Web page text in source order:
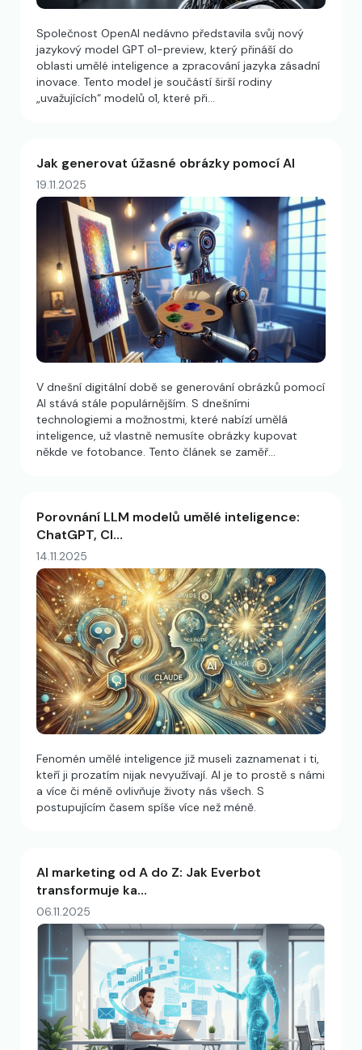
Společnost OpenAI nedávno představila svůj nový
jazykový model GPT o1-preview, který přináší do
oblasti umělé inteligence a zpracování jazyka zásadní
inovace. Tento model je součástí širší rodiny
„uvažujících“ modelů o1, které při…
Jak generovat úžasné obrázky pomocí AI
19.11.2025
V dnešní digitální době se generování obrázků pomocí
AI stává stále populárnějším. S dnešními
technologiemi a možnostmi, které nabízí umělá
inteligence, už vlastně nemusíte obrázky kupovat
někde ve fotobance. Tento článek se zaměř…
Porovnání LLM modelů umělé inteligence:
ChatGPT, Cl…
14.11.2025
Fenomén umělé inteligence již museli zaznamenat i ti,
kteří ji prozatím nijak nevyužívají. AI je to prostě s námi
a více či méně ovlivňuje životy nás všech. S
postupujícím časem spíše více než méně.
AI marketing od A do Z: Jak Everbot
transformuje ka…
06.11.2025